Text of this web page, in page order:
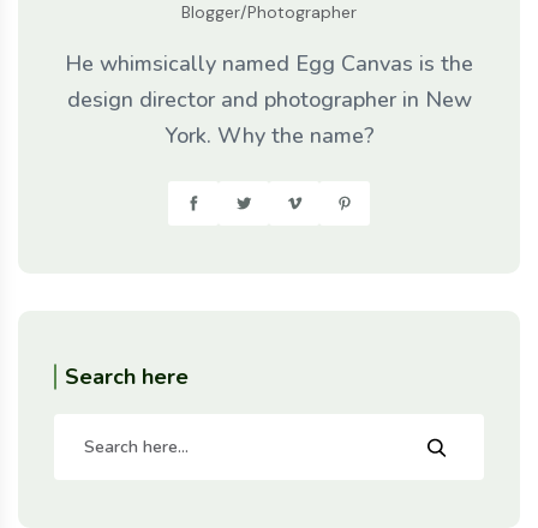
Blogger/Photographer
He whimsically named Egg Canvas is the
design director and photographer in New
York. Why the name?
Search here